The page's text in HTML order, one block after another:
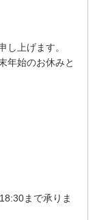
し上げます。
年始のお休みと
まで承りま